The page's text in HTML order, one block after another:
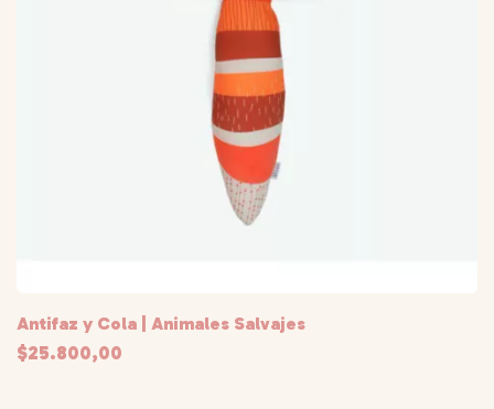
Antifaz y Cola | Animales Salvajes
$25.800,00